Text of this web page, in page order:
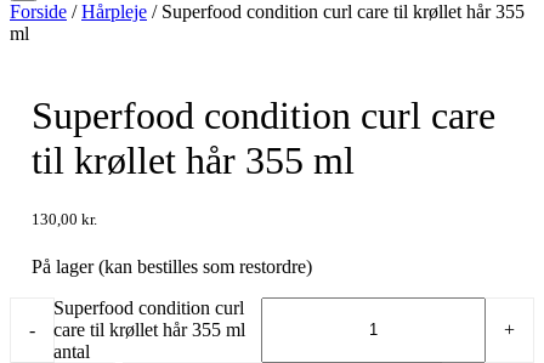
Forside /Hårpleje / Superfood condition curl care til krøllet hår 355
ml
Superfood condition curl care
til krøllet hår 355 ml
130,00 kr.
På lager (kan bestilles som restordre)
-
Superfood condition curl
care til krøllet hår 355 ml
antal
+